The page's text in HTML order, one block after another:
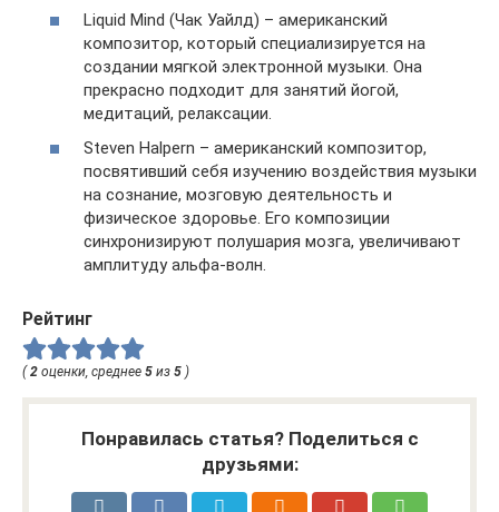
Liquid Mind (Чак Уайлд) – американский
композитор, который специализируется на
создании мягкой электронной музыки. Она
прекрасно подходит для занятий йогой,
медитаций, релаксации.
Steven Halpern – американский композитор,
посвятивший себя изучению воздействия музыки
на сознание, мозговую деятельность и
физическое здоровье. Его композиции
синхронизируют полушария мозга, увеличивают
амплитуду альфа-волн.
Рейтинг
( 2 оценки, среднее 5 из 5 )
Понравилась статья? Поделиться с
друзьями: